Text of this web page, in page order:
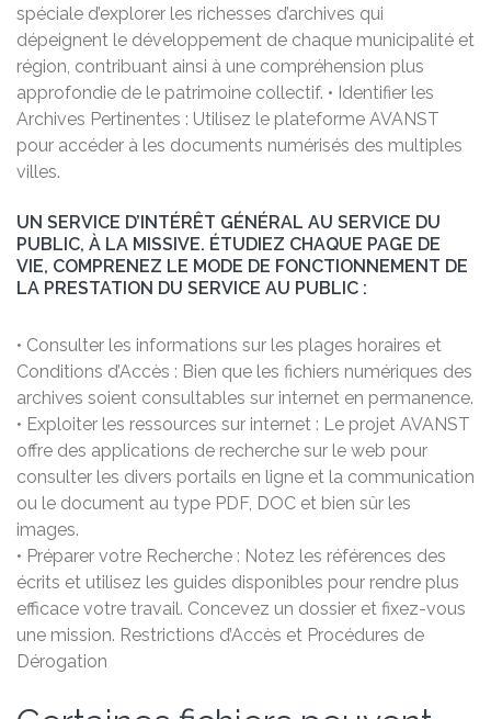
spéciale d’explorer les richesses d’archives qui
dépeignent le développement de chaque municipalité et
région, contribuant ainsi à une compréhension plus
approfondie de le patrimoine collectif. • Identifier les
Archives Pertinentes : Utilisez le plateforme AVANST
pour accéder à les documents numérisés des multiples
villes.
UN SERVICE D’INTÉRÊT GÉNÉRAL AU SERVICE DU
PUBLIC, À LA MISSIVE. ÉTUDIEZ CHAQUE PAGE DE
VIE, COMPRENEZ LE MODE DE FONCTIONNEMENT DE
LA PRESTATION DU SERVICE AU PUBLIC :
• Consulter les informations sur les plages horaires et
Conditions d’Accès : Bien que les fichiers numériques des
archives soient consultables sur internet en permanence.
• Exploiter les ressources sur internet : Le projet AVANST
offre des applications de recherche sur le web pour
consulter les divers portails en ligne et la communication
ou le document au type PDF, DOC et bien sûr les
images.
• Préparer votre Recherche : Notez les références des
écrits et utilisez les guides disponibles pour rendre plus
efficace votre travail. Concevez un dossier et fixez-vous
une mission. Restrictions d’Accès et Procédures de
Dérogation